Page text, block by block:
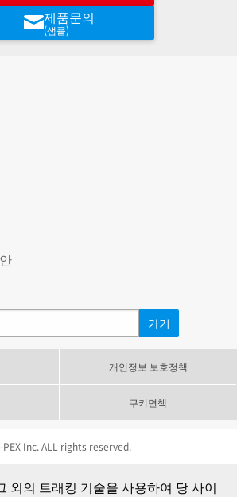
제품문의
(샘플)
개인정보 보호정책
쿠키면책
Inc. ALL rights reserved.
외의 트래킹 기술을 사용하여 당 사이